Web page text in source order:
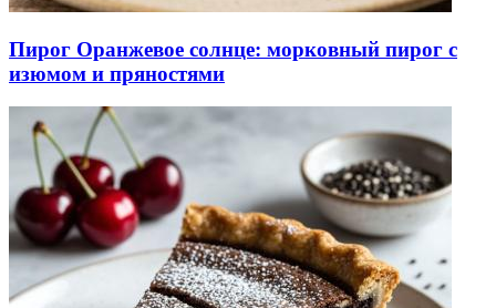
Пирог Оранжевое солнце: морковный пирог с
изюмом и пряностями